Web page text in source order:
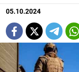
05.10.2024